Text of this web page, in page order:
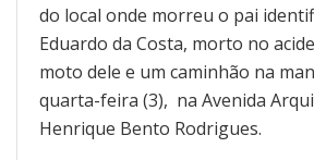
do local onde morreu o pai
Eduardo da Costa, morto no
moto dele e um caminhão na
quarta-feira (3), na Avenida
Henrique Bento Rodrigues.